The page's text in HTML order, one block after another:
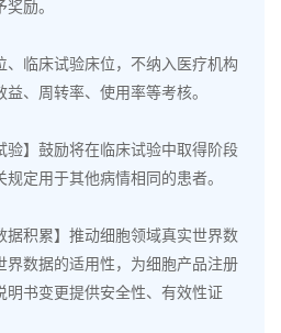
励。
临床试验床位，不纳入医疗机构
、周转率、使用率等考核。
验】鼓励将在临床试验中取得阶段
定用于其他病情相同的患者。
积累】推动细胞领域真实世界数
界数据的适用性，为细胞产品注册
明书变更提供安全性、有效性证